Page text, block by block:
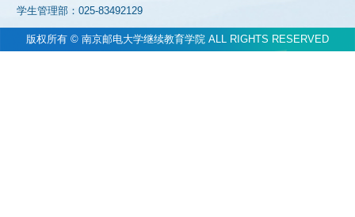
学生管理部：025-83492129
版权所有 © 南京邮电大学继续教育学院 ALL RIGHTS RESERVED